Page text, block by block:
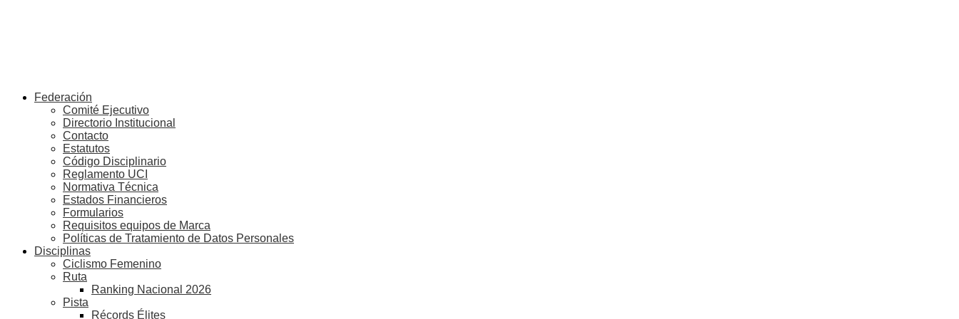
Federación
Comité Ejecutivo
Directorio Institucional
Contacto
Estatutos
Código Disciplinario
Reglamento UCI
Normativa Técnica
Estados Financieros
Formularios
Requisitos equipos de Marca
Políticas de Tratamiento de Datos Personales
Disciplinas
Ciclismo Femenino
Ruta
Ranking Nacional 2026
Pista
Récords Élites